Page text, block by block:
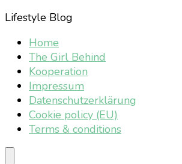
Lifestyle Blog
Home
The Girl Behind
Kooperation
Impressum
Datenschutzerklärung
Cookie policy (EU)
Terms & conditions